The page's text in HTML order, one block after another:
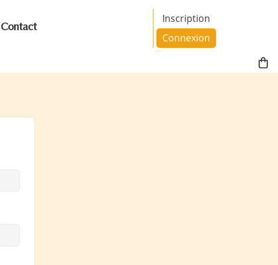
Contact
Inscription
Connexion